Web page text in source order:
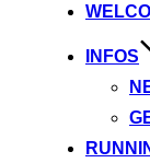
springen
INFOS